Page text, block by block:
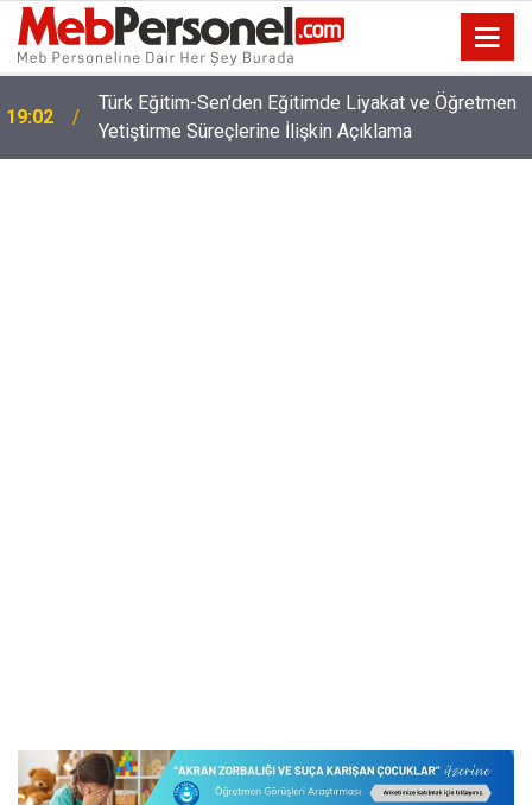
19:02
Türk Eğitim-Sen’den Eğitimde Liyakat ve Öğretmen
Yetiştirme Süreçlerine İlişkin Açıklama